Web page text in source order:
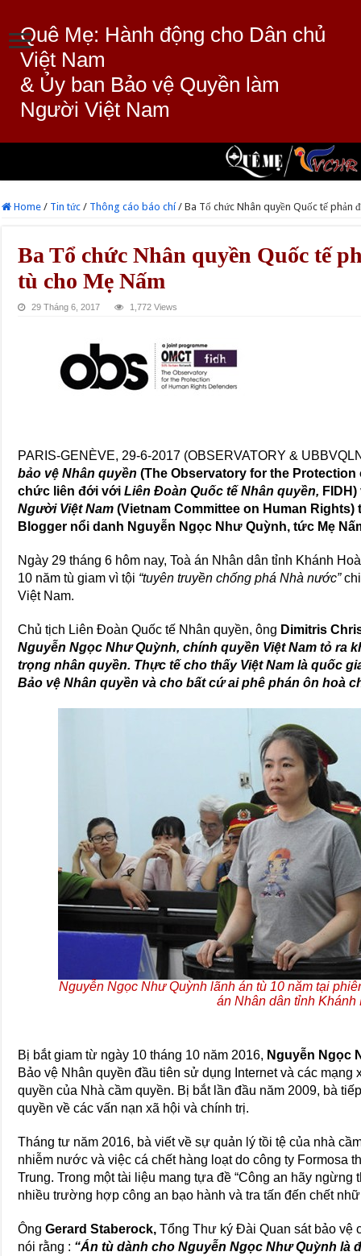
Quê Mẹ: Hành động cho Dân chủ
Việt Nam
& Ủy ban Bảo vệ Quyền làm
Người Việt Nam
Home / Tin tức / Thông cáo báo chí / Ba Tổ chức Nhân quyền Quốc tế phản
Ba Tổ chức Nhân quyền Quốc tế
tù cho Mẹ Nấm
29 Tháng 6, 2017 1,772 Views
PARIS-GENÈVE, 29-6-2017 (OBSERVATORY &
bảo vệ Nhân quyền (The Observatory for the
chức liên đới vớiLiên Đoàn Quốc tế Nhân quyền,
Người Việt Nam (Vietnam Committee on Human
Blogger nổi danh Nguyễn Ngọc Như Quỳnh, tức Mẹ
Ngày 29 tháng 6 hôm nay, Toà án Nhân dân tỉnh Khánh
10 năm tù giam vì tội “tuyên truyền chống phá Nhà nước”
Việt Nam.
Chủ tịch Liên Đoàn Quốc tế Nhân quyền, ông Dimitris
Nguyễn Ngọc Như Quỳnh, chính quyền Việt Nam tỏ ra
trọng nhân quyền. Thực tế cho thấy Việt Nam là quốc
Bảo vệ Nhân quyền và cho bất cứ ai phê phán ôn hoà
Nguyễn Ngọc Như Quỳnh lãnh án tù 10 năm tại
án Nhân dân tỉnh Khánh
Bị bắt giam từ ngày 10 tháng 10 năm 2016, Nguyễn Ngọc
Bảo vệ Nhân quyền đầu tiên sử dụng Internet và các mạng
quyền của Nhà cầm quyền. Bị bắt lần đầu năm 2009, bà
quyền về các vấn nạn xã hội và chính trị.
Tháng tư năm 2016, bà viết về sự quản lý tồi tệ của nhà
nhiễm nước và việc cá chết hàng loạt do công ty Formosa
Trung. Trong một tài liệu mang tựa đề “Công an hãy ngừng
nhiều trường hợp công an bạo hành và tra tấn đến chết
ÔngGerard Staberock, Tổng Thư ký Đài Quan sát bảo vệ
nói rằng : “Án tù dành cho Nguyễn Ngọc Như Quỳnh là